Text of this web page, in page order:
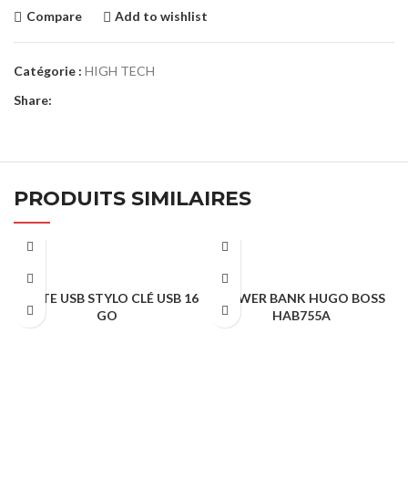
Compare Add to wishlist
Catégorie : HIGH TECH
Share:
PRODUITS SIMILAIRES
CARTE USB STYLO CLÉ USB 16
GO
POWER BANK HUGO BOSS
HAB755A